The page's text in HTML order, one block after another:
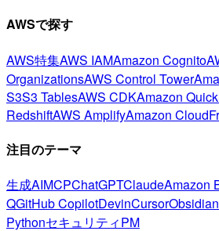
AWSで探す
AWS特集AWS IAMAmazon Cognito
OrganizationsAWS Control Tower
S3S3 TablesAWS CDKAmazon
RedshiftAWS AmplifyAmazon
注目のテーマ
生成AIMCPChatGPTClaudeAmazon
QGitHub CopilotDevinCursorObsidian
PythonセキュリティPM